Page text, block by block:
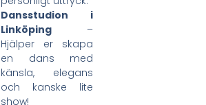
Dansstudion i
Linköping –
Hjälper er skapa
en dans med
känsla, elegans
och kanske lite
show!